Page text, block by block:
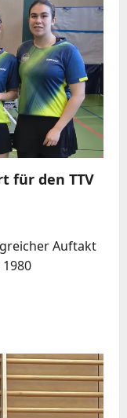
für den TTV
Auftakt